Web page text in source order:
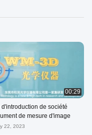
00:29
d'introduction de société
de mesure d'image
22, 2023